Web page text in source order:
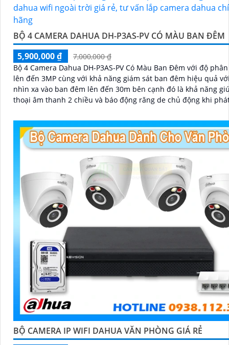
BỘ 4 CAMERA DAHUA DH-P3AS-PV CÓ MÀU BAN ĐÊM
5,900,000 ₫
7,000,000 ₫
Bộ 4 Camera Dahua DH-P3AS-PV Có Màu Ban Đêm với độ
lên đến 3MP cùng với khả năng giám sát ban đêm hiệu quả
nhìn xa vào ban đêm lên đến 30m bên cạnh đó là khả năng
thoại âm thanh 2 chiều và báo động răng de chủ động khi
BỘ CAMERA IP WIFI DAHUA VĂN PHÒNG GIÁ RẺ